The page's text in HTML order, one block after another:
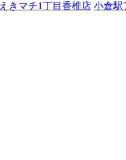
えきマチ1丁目香椎店 小倉駅